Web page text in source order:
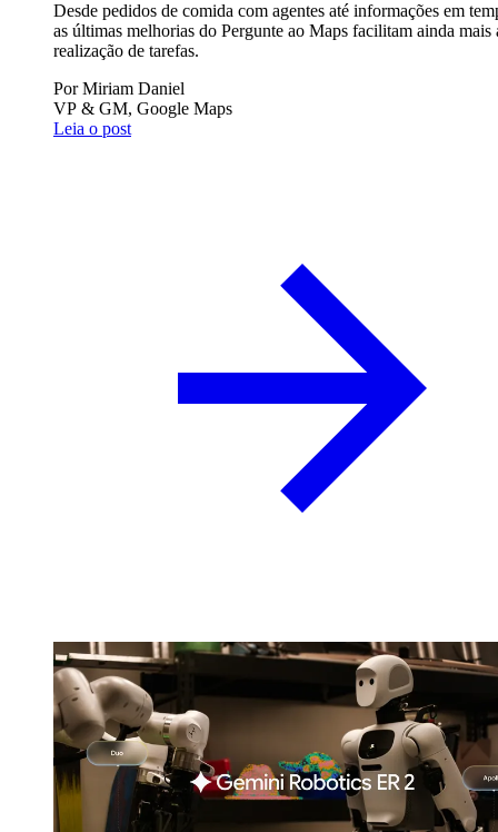
Desde pedidos de comida com agentes até informações em
as últimas melhorias do Pergunte ao Maps facilitam ainda mais
realização de tarefas.
Por Miriam Daniel
VP & GM, Google Maps
Leia o post